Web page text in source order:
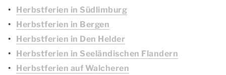
Herbstferien in Südlimburg
Herbstferien in Bergen
Herbstferien in Den Helder
Herbstferien in Seeländischen Flandern
Herbstferien auf Walcheren